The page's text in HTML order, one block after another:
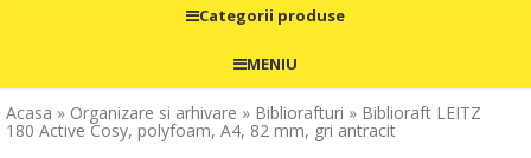
Categorii produse
MENIU
Acasa » Organizare si arhivare » Bibliorafturi » Biblioraft LEITZ
180 Active Cosy, polyfoam, A4, 82 mm, gri antracit